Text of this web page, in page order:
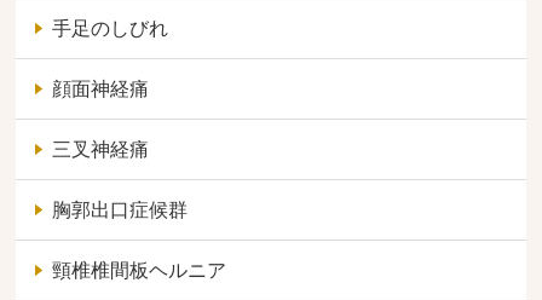
手足のしびれ
顔面神経痛
三叉神経痛
胸郭出口症候群
頸椎椎間板ヘルニア